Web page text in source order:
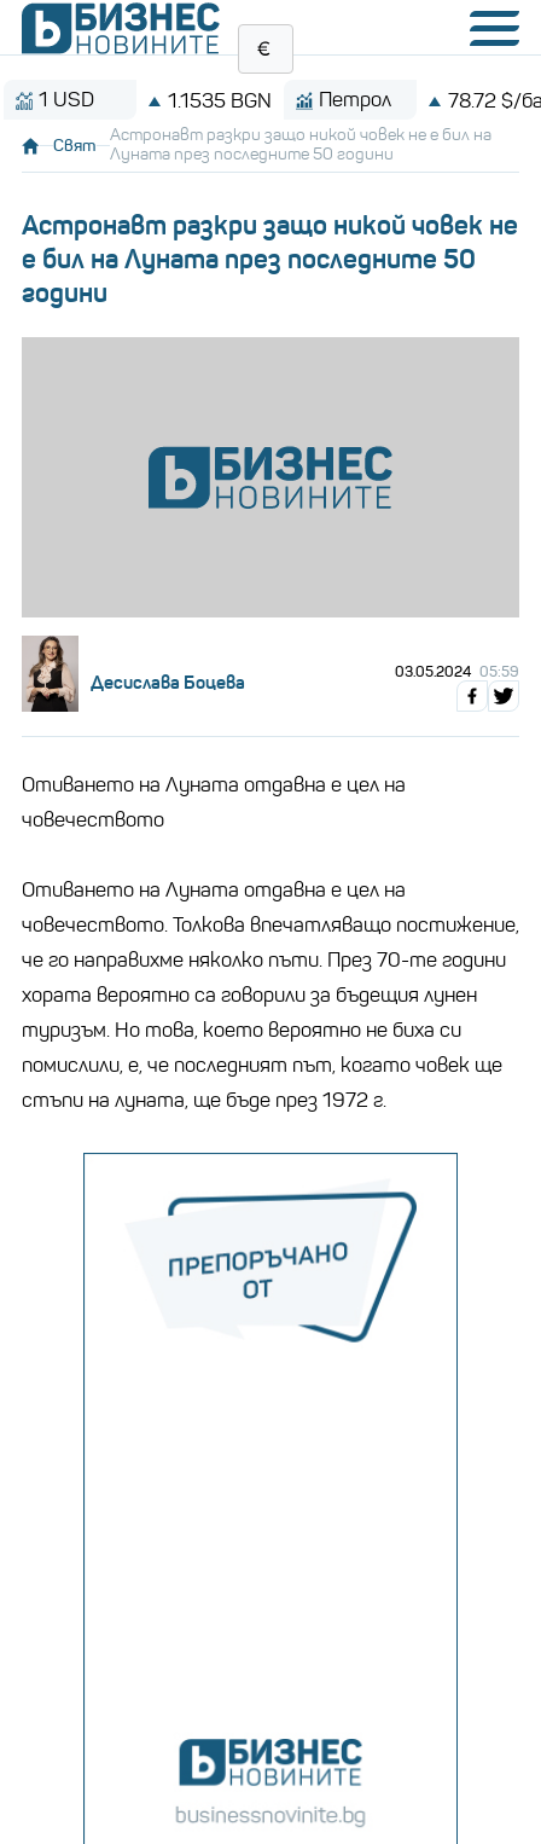
1.1535 BGN Петрол 78.72 $/барел
Свят
Астронавт разкри защо никой човек не е бил на
Луната през последните 50 години
Астронавт разкри защо никой човек не
е бил на Луната през последните 50
години
Десислава Боцева 03.05.2024 05:59
Отиването на Луната отдавна е цел на
човечеството
Отиването на Луната отдавна е цел на
човечеството. Толкова впечатляващо постижение,
че го направихме няколко пъти. През 70-те години
хората вероятно са говорили за бъдещия лунен
туризъм. Но това, което вероятно не биха си
помислили, е, че последният път, когато човек ще
стъпи на луната, ще бъде през 1972 г.